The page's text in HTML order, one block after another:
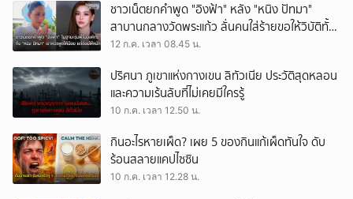
ชาวเน็ตยกคำพูด "อิงฟ้า" หลัง "หนิง ปัทมา"
สาบานกลางวัดพระแก้ว ลั่นคนใส่ร้ายขอให้วิบัติทั้ง
ครอบครัว
12 ก.ค. เวลา 08.45 น.
ปริศนา ภูเขาแห่งกางเขน ลิทัวเนีย ประวัติสุดหลอน
และความเร้นลับที่ไม่เคยมีใครรู้
10 ก.ค. เวลา 12.50 น.
กินอะไรหายเผ็ด? เผย 5 ของกินแก้เผ็ดทันใจ ดับ
ร้อนสลายแคปไซซิน
10 ก.ค. เวลา 12.28 น.